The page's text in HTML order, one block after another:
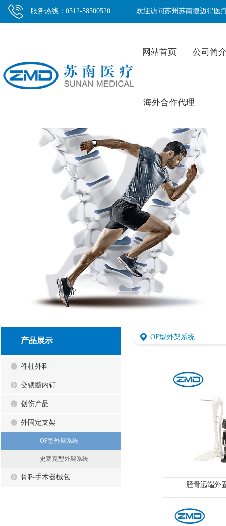
服务热线：0512-58500520 欢迎访问苏州苏南捷迈得医
网站首页 公司简
海外合作代理
产品展示
脊柱外科
交锁髓内钉
创伤产品
外固定支架
OF型外架系统
史塞克型外架系统
骨科手术器械包
OF型外架系统
胫骨远端外